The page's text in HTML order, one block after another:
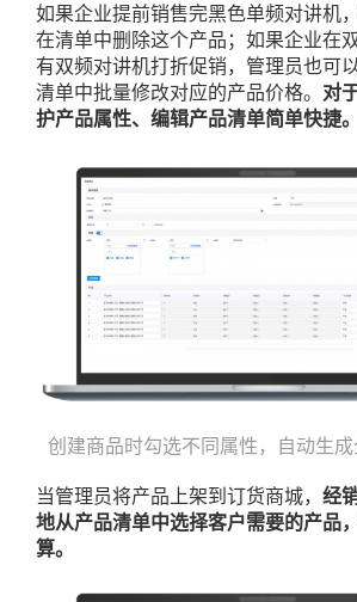
如果企业提前销售完黑色单频对讲机
在清单中删除这个产品；如果企业在
有双频对讲机打折促销，管理员也可
清单中批量修改对应的产品价格。 对
护产品属性、编辑产品清单简单快捷。
创建商品时勾选不同属性，自动生
当管理员将产品上架到订货商城， 经
地从产品清单中选择客户需要的产品
算。